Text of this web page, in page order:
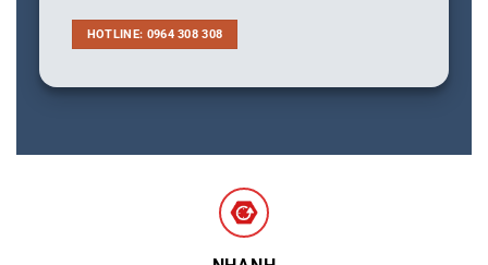
HOTLINE: 0964 308 308